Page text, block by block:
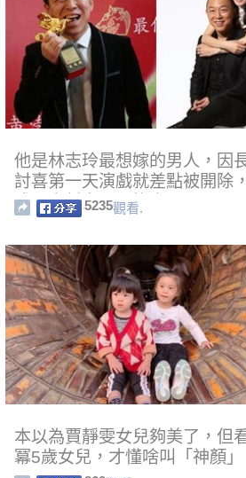
他是林志玲最想嫁的男人，因
討喜第一天演戲就差點被開除
成影帝誓言絕不換妻！
5235觀看.
本以為賈靜雯女兒夠美了，但
冪5歲女兒，才懂啥叫「神顏」